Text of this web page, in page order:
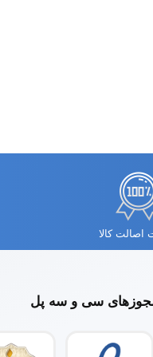
اصالت کالا
سی و سه پل